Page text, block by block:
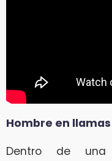
Hombre en
Dentro de una